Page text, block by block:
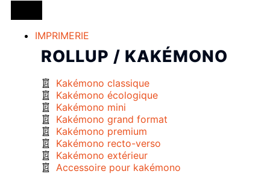
IMPRIMERIE
ROLLUP / KAKÉMONO
Kakémono classique
Kakémono écologique
Kakémono mini
Kakémono grand format
Kakémono premium
Kakémono recto-verso
Kakémono extérieur
Accessoire pour kakémono